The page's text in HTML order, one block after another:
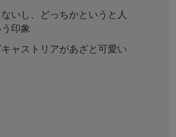
いし、どっちかというと人
印象
ャストリアがあざと可愛い